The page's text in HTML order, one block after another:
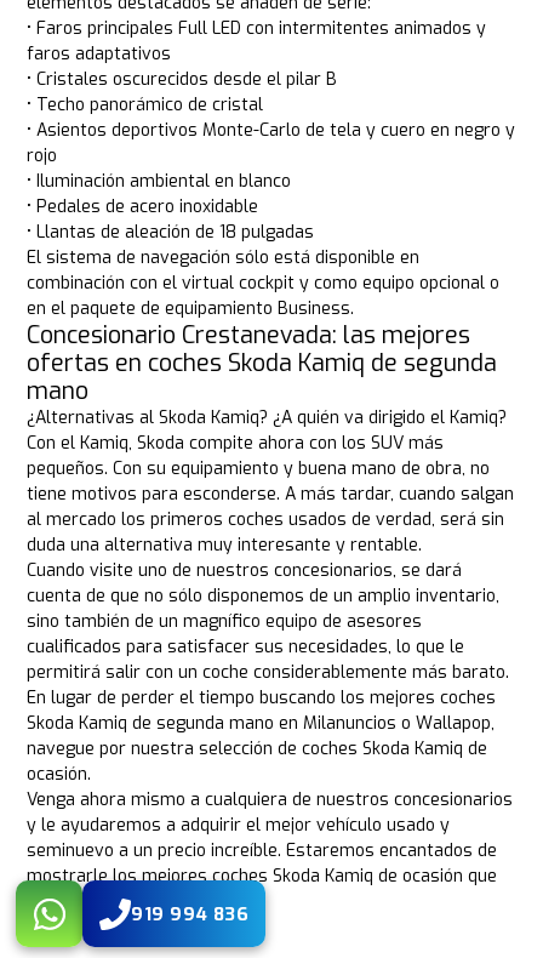
• Faros principales Full LED con intermitentes animados y
faros adaptativos
• Cristales oscurecidos desde el pilar B
• Techo panorámico de cristal
• Asientos deportivos Monte-Carlo de tela y cuero en negro y
rojo
• Iluminación ambiental en blanco
• Pedales de acero inoxidable
• Llantas de aleación de 18 pulgadas
El sistema de navegación sólo está disponible en
combinación con el virtual cockpit y como equipo opcional o
en el paquete de equipamiento Business.
Concesionario Crestanevada: las mejores
ofertas en coches Skoda Kamiq de segunda
mano
¿Alternativas al Skoda Kamiq? ¿A quién va dirigido el Kamiq?
Con el Kamiq, Skoda compite ahora con los SUV más
pequeños. Con su equipamiento y buena mano de obra, no
tiene motivos para esconderse. A más tardar, cuando salgan
al mercado los primeros coches usados de verdad, será sin
duda una alternativa muy interesante y rentable.
Cuando visite uno de nuestros concesionarios, se dará
cuenta de que no sólo disponemos de un amplio inventario,
sino también de un magnífico equipo de asesores
cualificados para satisfacer sus necesidades, lo que le
permitirá salir con un coche considerablemente más barato.
En lugar de perder el tiempo buscando los mejores coches
Skoda Kamiq de segunda mano en Milanuncios o Wallapop,
navegue por nuestra selección de coches Skoda Kamiq de
ocasión.
Venga ahora mismo a cualquiera de nuestros concesionarios
y le ayudaremos a adquirir el mejor vehículo usado y
seminuevo a un precio increíble. Estaremos encantados de
mostrarle los mejores coches Skoda Kamiq de ocasión que
tenemos disponibles.
919 994 836